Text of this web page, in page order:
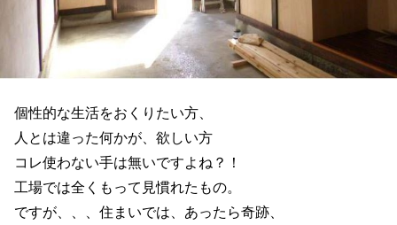
個性的な生活をおくりたい方、
人とは違った何かが、欲しい方
コレ使わない手は無いですよね？！
工場では全くもって見慣れたもの。
ですが、、、住まいでは、あったら奇跡、